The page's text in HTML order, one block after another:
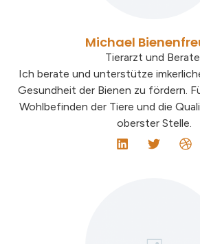
Michael
Tierarzt und
Ich berate und unterstütze
Gesundheit der Bienen zu fördern.
Wohlbefinden der Tiere und die
oberster Stelle.